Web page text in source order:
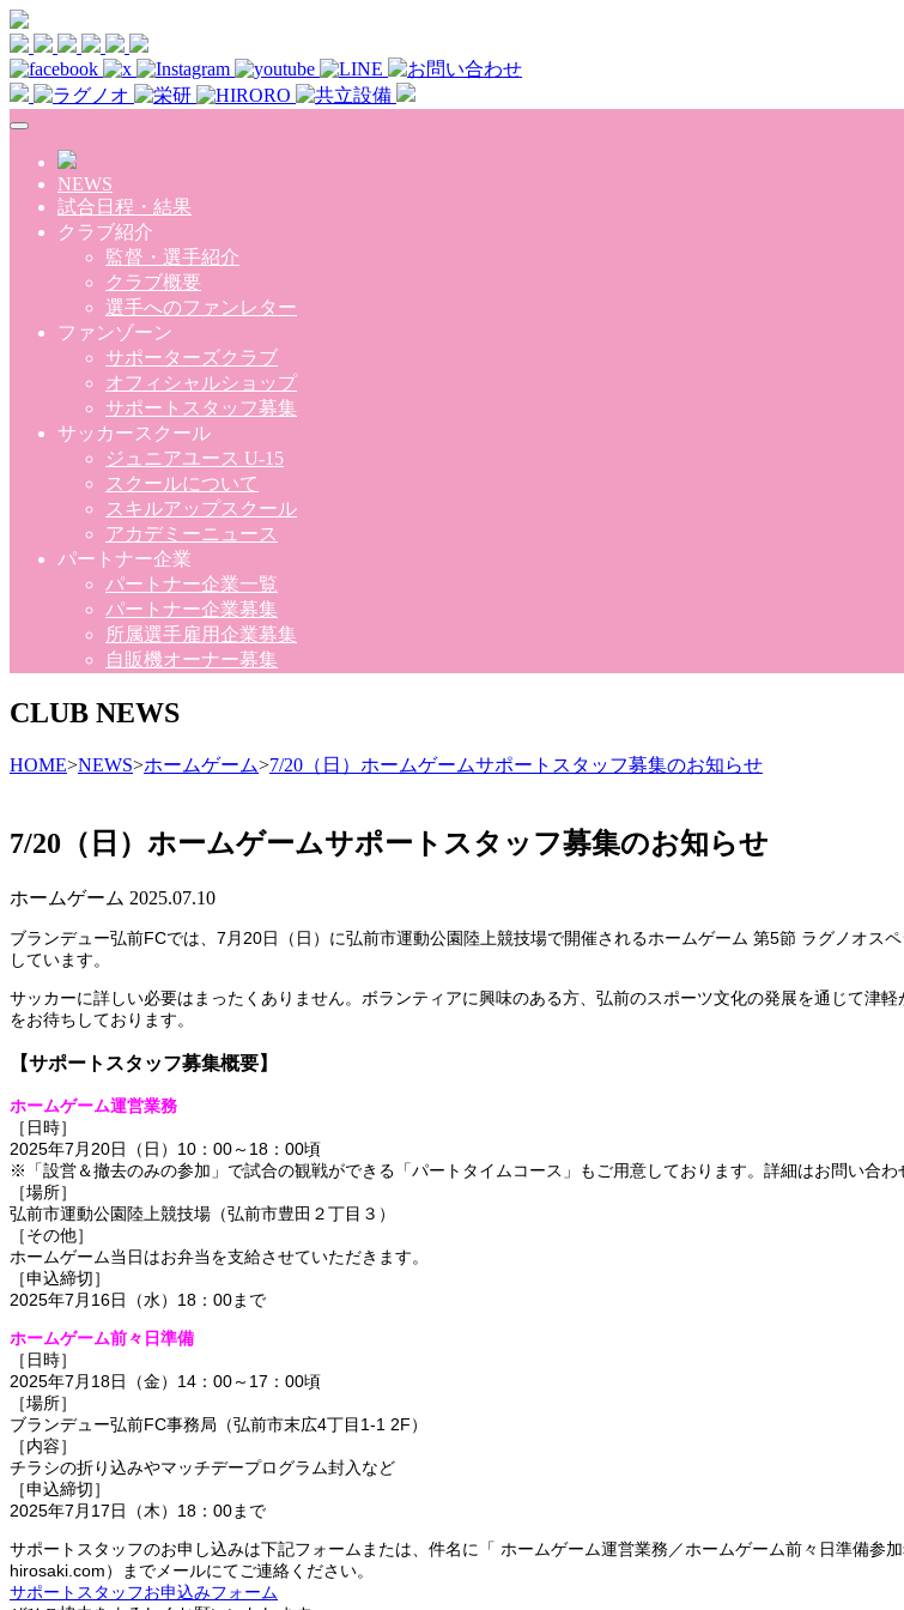
Skip to main content
NEWS
試合日程・結果
クラブ紹介
監督・選手紹介
クラブ概要
選手へのファンレター
ファンゾーン
サポーターズクラブ
オフィシャルショップ
サポートスタッフ募集
サッカースクール
ジュニアユース U-15
スクールについて
スキルアップスクール
アカデミーニュース
パートナー企業
パートナー企業一覧
パートナー企業募集
所属選手雇用企業募集
自販機オーナー募集
CLUB NEWS
HOME>NEWS>ホームゲーム>7/20（日）ホームゲームサポートスタッフ募集のお知らせ
7/20（日）ホームゲームサポートスタッフ募集のお知らせ
ホームゲーム 2025.07.10
ブランデュー弘前FCでは、7月20日（日）に弘前市運動公園陸上競技場で開催されるホームゲーム 第5節 ラグノオ
しています。
サッカーに詳しい必要はまったくありません。ボランティアに興味のある方、弘前のスポーツ文化の発展を通じて津
をお待ちしております。
【サポートスタッフ募集概要】
ホームゲーム運営業務
［日時］
2025年7月20日（日）10：00～18：00頃
※「設営＆撤去のみの参加」で試合の観戦ができる「パートタイムコース」もご用意しております。詳細はお問い合わ
［場所］
弘前市運動公園陸上競技場（弘前市豊田２丁目３）
［その他］
ホームゲーム当日はお弁当を支給させていただきます。
［申込締切］
2025年7月16日（水）18：00まで
ホームゲーム前々日準備
［日時］
2025年7月18日（金）14：00～17：00頃
［場所］
ブランデュー弘前FC事務局（弘前市末広4丁目1-1 2F）
［内容］
チラシの折り込みやマッチデープログラム封入など
［申込締切］
2025年7月17日（木）18：00まで
サポートスタッフのお申し込みは下記フォームまたは、件名に「 ホームゲーム運営業務／ホームゲーム前々日準備
hirosaki.com）までメールにてご連絡ください。
サポートスタッフお申込みフォーム